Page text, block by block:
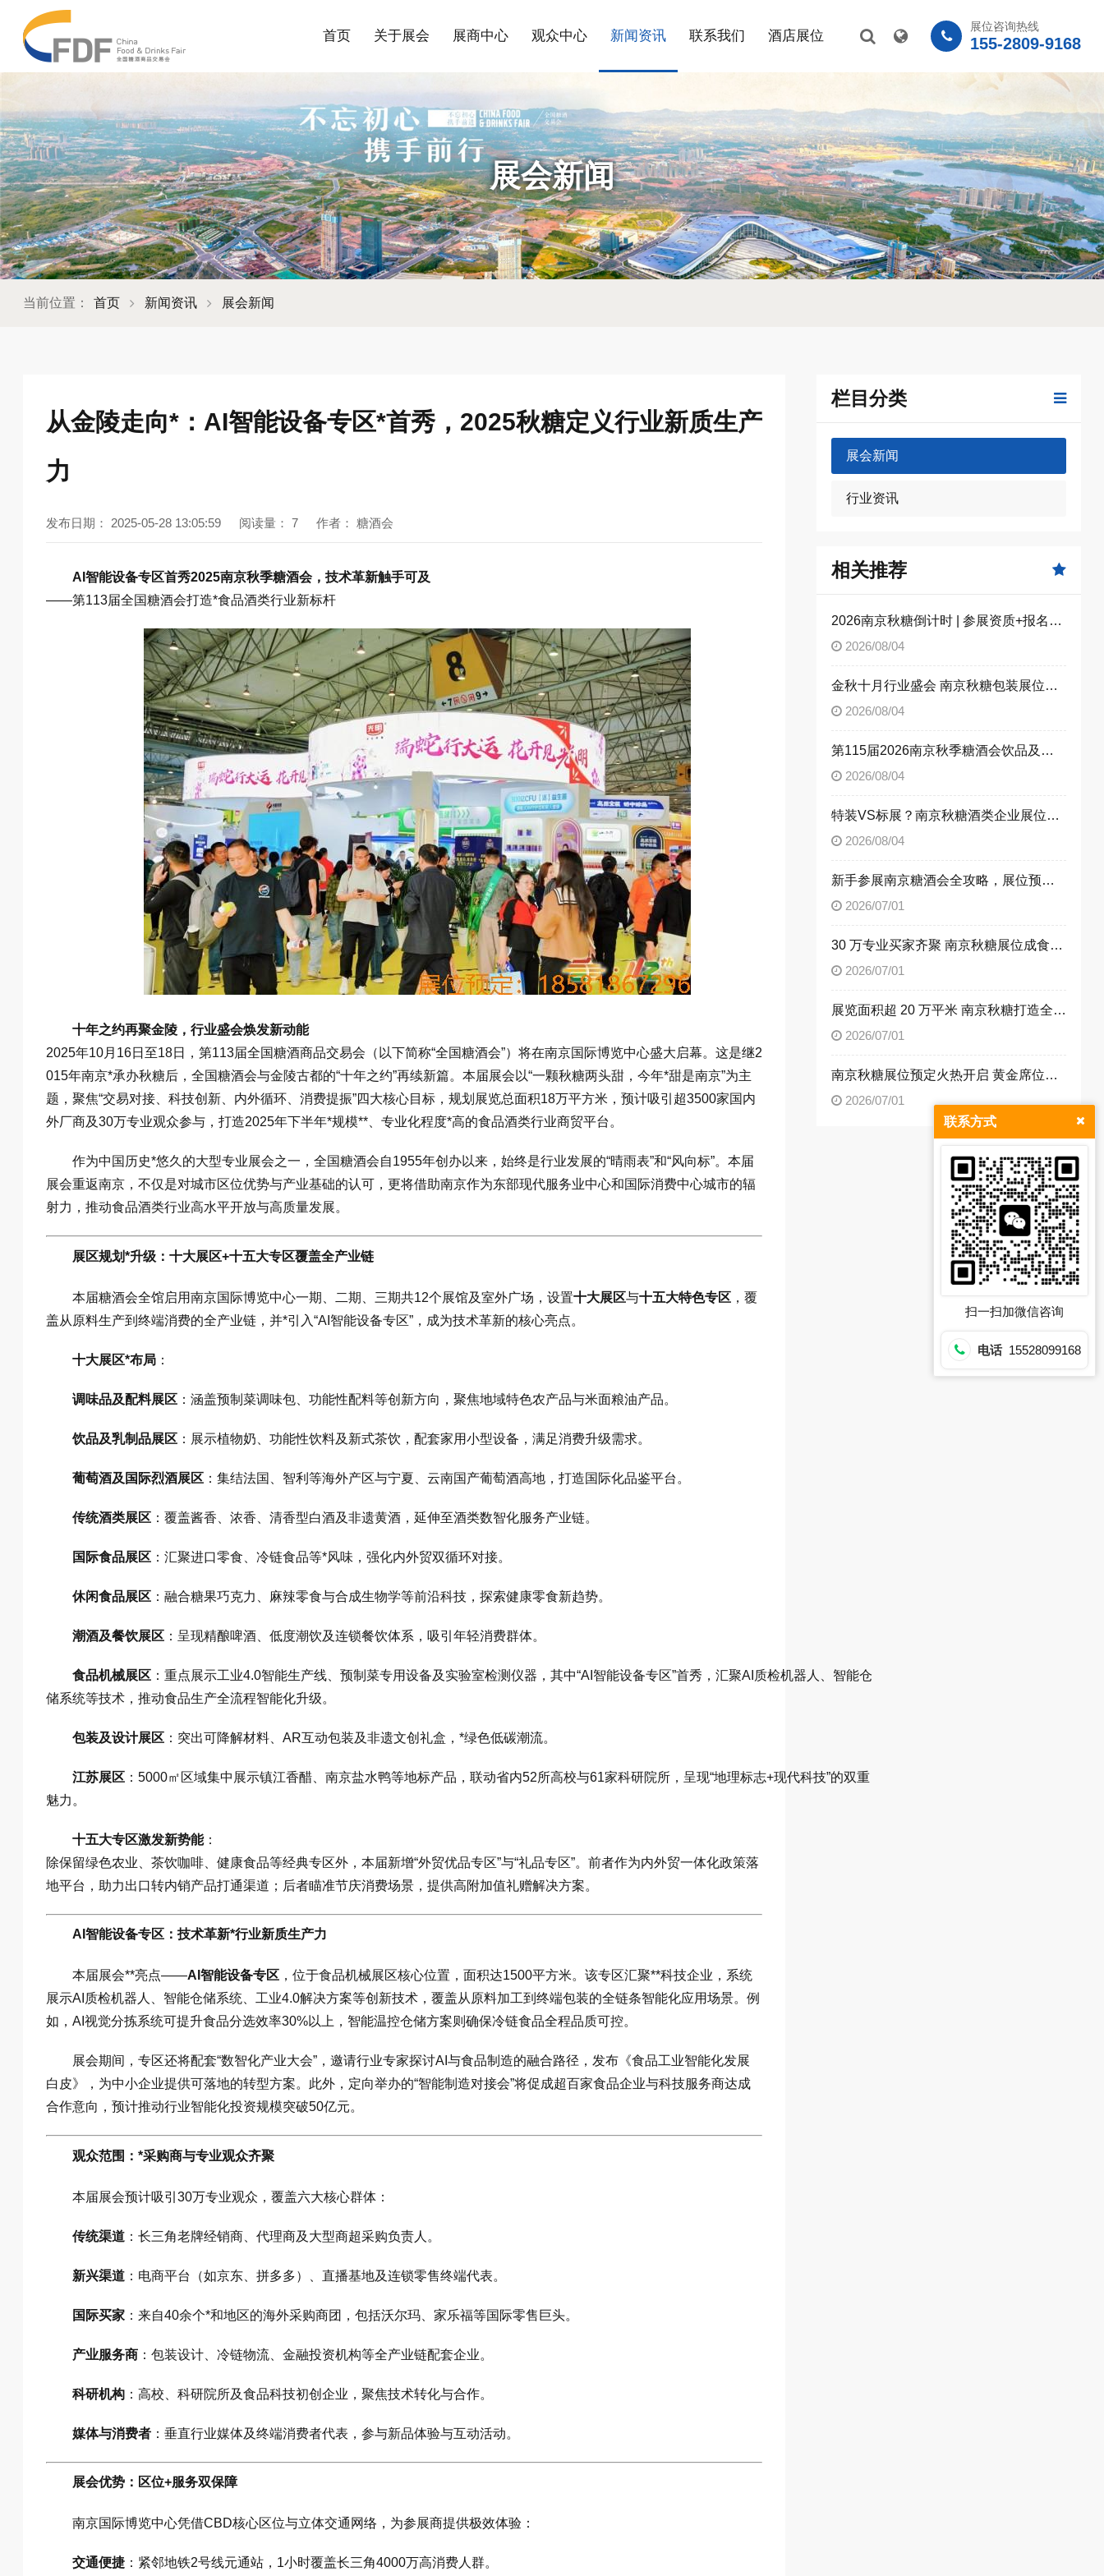
展位咨询热线
155-2809-9168
首页 关于展会 展商中心 观众中心 新闻资讯 联系我们 酒店展位
展会新闻
当前位置： 首页 新闻资讯 展会新闻
从金陵走向*：AI智能设备专区*首秀，2025秋糖定义行业新质生产
力​​
发布日期： 2025-05-28 13:05:59 阅读量： 7 作者： 糖酒会
AI智能设备专区首秀2025南京秋季糖酒会，技术革新触手可及
——第113届全国糖酒会打造*食品酒类行业新标杆
十年之约再聚金陵，行业盛会焕发新动能
2025年10月16日至18日，第113届全国糖酒商品交易会（以下简称“全国糖酒会”）将在南京国际博览中心盛大启幕。这是继2
015年南京*承办秋糖后，全国糖酒会与金陵古都的“十年之约”再续新篇。本届展会以“一颗秋糖两头甜，今年*甜是南京”为主
题，聚焦“交易对接、科技创新、内外循环、消费提振”四大核心目标，规划展览总面积18万平方米，预计吸引超3500家国内
外厂商及30万专业观众参与，打造2025年下半年*规模**、专业化程度*高的食品酒类行业商贸平台。
作为中国历史*悠久的大型专业展会之一，全国糖酒会自1955年创办以来，始终是行业发展的“晴雨表”和“风向标”。本届
展会重返南京，不仅是对城市区位优势与产业基础的认可，更将借助南京作为东部现代服务业中心和国际消费中心城市的辐
射力，推动食品酒类行业高水平开放与高质量发展。
展区规划*升级：十大展区+十五大专区覆盖全产业链
本届糖酒会全馆启用南京国际博览中心一期、二期、三期共12个展馆及室外广场，设置十大展区与十五大特色专区 ，覆
盖从原料生产到终端消费的全产业链，并*引入“AI智能设备专区”，成为技术革新的核心亮点。
十大展区*布局 ：
调味品及配料展区 ：涵盖预制菜调味包、功能性配料等创新方向，聚焦地域特色农产品与米面粮油产品。
饮品及乳制品展区 ：展示植物奶、功能性饮料及新式茶饮，配套家用小型设备，满足消费升级需求。
葡萄酒及国际烈酒展区 ：集结法国、智利等海外产区与宁夏、云南国产葡萄酒高地，打造国际化品鉴平台。
传统酒类展区 ：覆盖酱香、浓香、清香型白酒及非遗黄酒，延伸至酒类数智化服务产业链。
国际食品展区 ：汇聚进口零食、冷链食品等*风味，强化内外贸双循环对接。
休闲食品展区 ：融合糖果巧克力、麻辣零食与合成生物学等前沿科技，探索健康零食新趋势。
潮酒及餐饮展区 ：呈现精酿啤酒、低度潮饮及连锁餐饮体系，吸引年轻消费群体。
食品机械展区 ：重点展示工业4.0智能生产线、预制菜专用设备及实验室检测仪器，其中“AI智能设备专区”首秀，汇聚AI质检机器人、智能仓
储系统等技术，推动食品生产全流程智能化升级。
包装及设计展区 ：突出可降解材料、AR互动包装及非遗文创礼盒，*绿色低碳潮流。
江苏展区 ：5000㎡区域集中展示镇江香醋、南京盐水鸭等地标产品，联动省内52所高校与61家科研院所，呈现“地理标志+现代科技”的双重
魅力。
十五大专区激发新势能：
除保留绿色农业、茶饮咖啡、健康食品等经典专区外，本届新增“外贸优品专区”与“礼品专区”。前者作为内外贸一体化政策落
地平台，助力出口转内销产品打通渠道；后者瞄准节庆消费场景，提供高附加值礼赠解决方案。
AI智能设备专区：技术革新*行业新质生产力
本届展会**亮点——AI智能设备专区 ，位于食品机械展区核心位置，面积达1500平方米。该专区汇聚**科技企业，系统
展示AI质检机器人、智能仓储系统、工业4.0解决方案等创新技术，覆盖从原料加工到终端包装的全链条智能化应用场景。例
如，AI视觉分拣系统可提升食品分选效率30%以上，智能温控仓储方案则确保冷链食品全程品质可控。
展会期间，专区还将配套“数智化产业大会”，邀请行业专家探讨AI与食品制造的融合路径，发布《食品工业智能化发展
白皮》，为中小企业提供可落地的转型方案。此外，定向举办的“智能制造对接会”将促成超百家食品企业与科技服务商达成
合作意向，预计推动行业智能化投资规模突破50亿元。
观众范围：*采购商与专业观众齐聚
本届展会预计吸引30万专业观众，覆盖六大核心群体：
传统渠道 ：长三角老牌经销商、代理商及大型商超采购负责人。
新兴渠道 ：电商平台（如京东、拼多多）、直播基地及连锁零售终端代表。
国际买家 ：来自40余个*和地区的海外采购商团，包括沃尔玛、家乐福等国际零售巨头。
产业服务商 ：包装设计、冷链物流、金融投资机构等全产业链配套企业。
科研机构 ：高校、科研院所及食品科技初创企业，聚焦技术转化与合作。
媒体与消费者 ：垂直行业媒体及终端消费者代表，参与新品体验与互动活动。
展会优势：区位+服务双保障
南京国际博览中心凭借CBD核心区位与立体交通网络，为参展商提供极效体验：
交通便捷 ：紧邻地铁2号线元通站，1小时覆盖长三角4000万高消费人群。
栏目分类
展会新闻
行业资讯
相关推荐
2026南京秋糖倒计时 | 参展资质+报名流程全攻略，别因手续不全错失良机（附材料清单）
2026/08/04
金秋十月行业盛会 南京秋糖包装展位限时合规抢订
2026/08/04
第115届2026南京秋季糖酒会饮品及乳制品展区展位申请技巧
2026/08/04
特装VS标展？南京秋糖酒类企业展位选择指南
2026/08/04
新手参展南京糖酒会全攻略，展位预定流程一次性讲清楚
2026/07/01
30 万专业买家齐聚 南京秋糖展位成食饮企业招商首选阵地
2026/07/01
展览面积超 20 万平米 南京秋糖打造全品类食饮商贸平台
2026/07/01
南京秋糖展位预定火热开启 黄金席位抢占行业发展先机
2026/07/01
联系方式
扫一扫加微信咨询
电话 15528099168